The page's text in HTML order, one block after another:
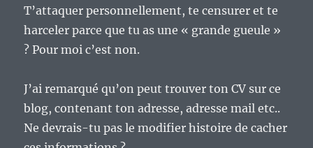
T’attaquer personnellement, te censurer et te
harceler parce que tu as une « grande gueule »
? Pour moi c’est non.
J’ai remarqué qu’on peut trouver ton CV sur ce
blog, contenant ton adresse, adresse mail etc..
Ne devrais-tu pas le modifier histoire de cacher